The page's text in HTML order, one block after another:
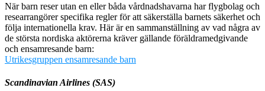
När barn reser utan en eller båda vårdnadshavarna har flygbolag och
researrangörer specifika regler för att säkerställa barnets säkerhet och
följa internationella krav. Här är en sammanställning av vad några av
de största nordiska aktörerna kräver gällande föräldramedgivande
och ensamresande barn:
Utrikesgruppen ensamresande barn
Scandinavian Airlines (SAS)